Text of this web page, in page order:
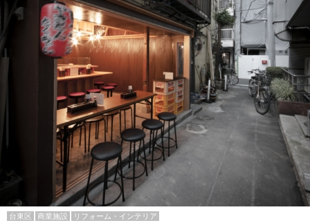
台東区 商業施設 リフォーム・インテリア